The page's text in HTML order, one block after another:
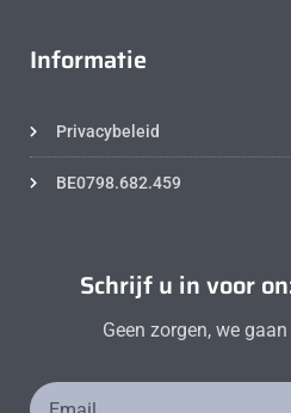
Informatie
Privacybeleid
BE0798.682.459
Schrijf u in voor
Geen zorgen, we